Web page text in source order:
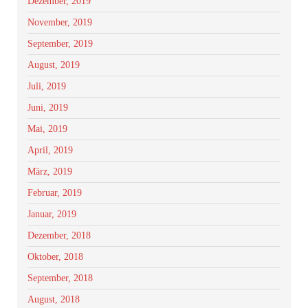
November, 2019
September, 2019
August, 2019
Juli, 2019
Juni, 2019
Mai, 2019
April, 2019
März, 2019
Februar, 2019
Januar, 2019
Dezember, 2018
Oktober, 2018
September, 2018
August, 2018